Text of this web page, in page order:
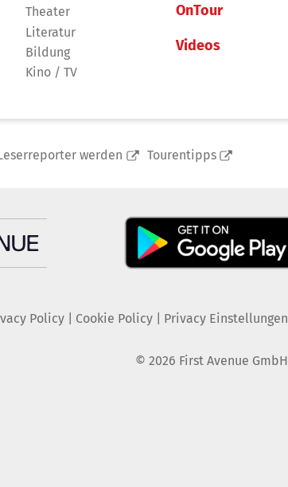
Theater
Literatur
Bildung
Kino / TV
OnTour
Videos
werden Tourentipps
Policy| Cookie Policy| Privacy Einstellungen
© 2026 First Avenue GmbH